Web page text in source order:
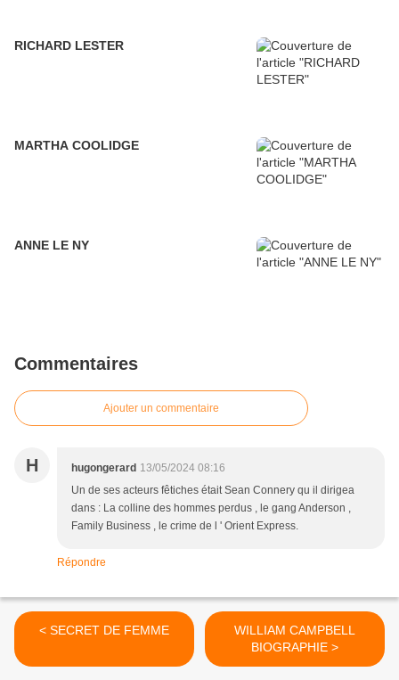
RICHARD LESTER
MARTHA COOLIDGE
ANNE LE NY
Commentaires
Ajouter un commentaire
H hugongerard 13/05/2024 08:16
Un de ses acteurs fêtiches était Sean Connery qu il dirigea
dans : La colline des hommes perdus , le gang Anderson ,
Family Business , le crime de l ' Orient Express.
Répondre
< SECRET DE FEMME
WILLIAM CAMPBELL
BIOGRAPHIE >